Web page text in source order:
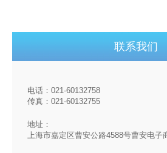
联系我们
电话：021-60132758
传真：021-60132755
地址：
上海市嘉定区曹安公路4588号曹安电子